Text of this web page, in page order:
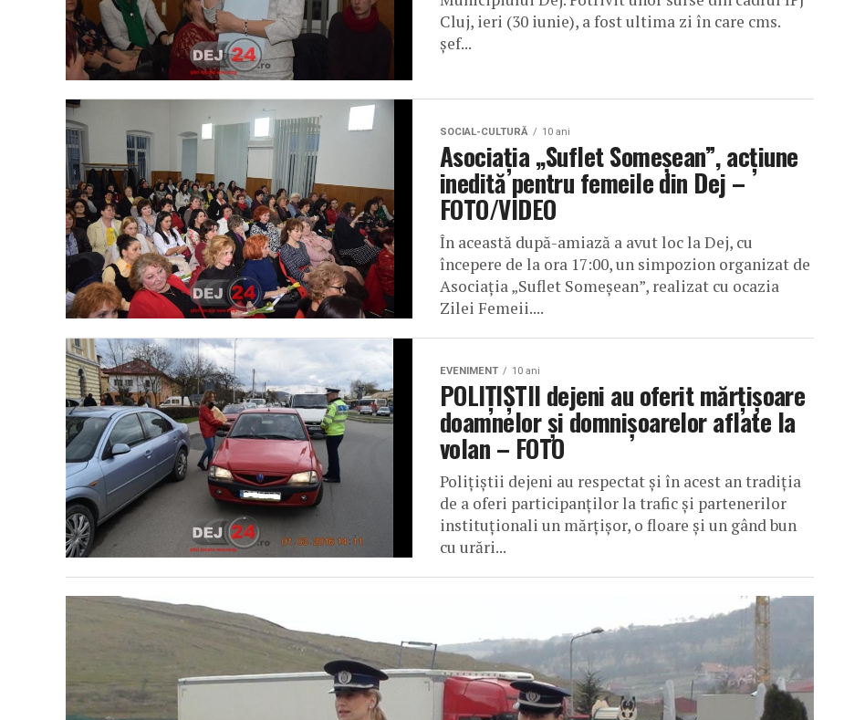
Cluj, ieri (30 iunie), a fost ultima zi în care cms.
șef...
SOCIAL-CULTURĂ 10 ani
Asociația „Suflet Someșean”, acțiune
inedită pentru femeile din Dej –
FOTO/VIDEO
În această după-amiază a avut loc la Dej, cu
începere de la ora 17:00, un simpozion organizat de
Asociația „Suflet Someșean”, realizat cu ocazia
Zilei Femeii....
EVENIMENT 10 ani
POLIȚIȘTII dejeni au oferit mărțișoare
doamnelor și domnișoarelor aflate la
volan – FOTO
Poliţiştii dejeni au respectat şi în acest an tradiţia
de a oferi participanţilor la trafic şi partenerilor
instituţionali un mărţişor, o floare şi un gând bun
cu urări...